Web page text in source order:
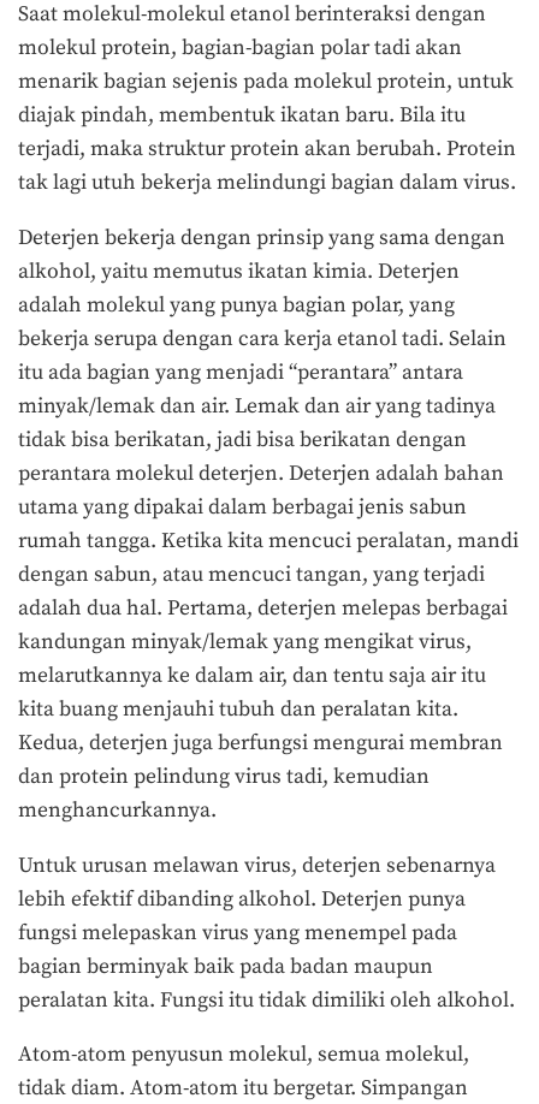
Saat molekul-molekul etanol berinteraksi dengan
molekul protein, bagian-bagian polar tadi akan
menarik bagian sejenis pada molekul protein, untuk
diajak pindah, membentuk ikatan baru. Bila itu
terjadi, maka struktur protein akan berubah. Protein
tak lagi utuh bekerja melindungi bagian dalam virus.
Deterjen bekerja dengan prinsip yang sama dengan
alkohol, yaitu memutus ikatan kimia. Deterjen
adalah molekul yang punya bagian polar, yang
bekerja serupa dengan cara kerja etanol tadi. Selain
itu ada bagian yang menjadi “perantara” antara
minyak/lemak dan air. Lemak dan air yang tadinya
tidak bisa berikatan, jadi bisa berikatan dengan
perantara molekul deterjen. Deterjen adalah bahan
utama yang dipakai dalam berbagai jenis sabun
rumah tangga. Ketika kita mencuci peralatan, mandi
dengan sabun, atau mencuci tangan, yang terjadi
adalah dua hal. Pertama, deterjen melepas berbagai
kandungan minyak/lemak yang mengikat virus,
melarutkannya ke dalam air, dan tentu saja air itu
kita buang menjauhi tubuh dan peralatan kita.
Kedua, deterjen juga berfungsi mengurai membran
dan protein pelindung virus tadi, kemudian
menghancurkannya.
Untuk urusan melawan virus, deterjen sebenarnya
lebih efektif dibanding alkohol. Deterjen punya
fungsi melepaskan virus yang menempel pada
bagian berminyak baik pada badan maupun
peralatan kita. Fungsi itu tidak dimiliki oleh alkohol.
Atom-atom penyusun molekul, semua molekul,
tidak diam. Atom-atom itu bergetar. Simpangan